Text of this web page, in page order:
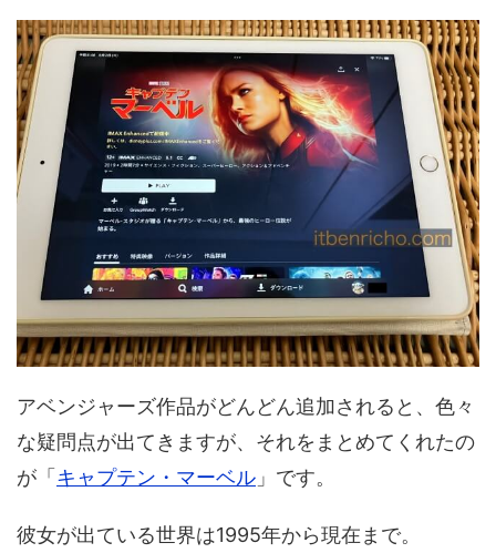
アベンジャーズ作品がどんどん追加されると、色々
な疑問点が出てきますが、それをまとめてくれたの
が「 キャプテン・マーベル 」です。
彼女が出ている世界は1995年から現在まで。